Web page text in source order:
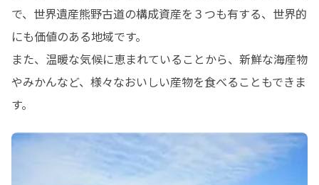
で、世界遺産熊野古道の構成資産を３つも有する、世界的
にも価値のある地域です。
また、温暖な気候に恵まれていることから、新鮮な海産物
やみかんなど、様々なおいしい産物を食べることもできま
す。